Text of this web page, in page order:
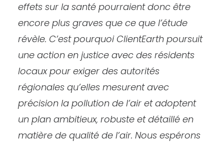
effets sur la santé pourraient donc être
encore plus graves que ce que l’étude
révèle. C’est pourquoi ClientEarth poursuit
une action en justice avec des résidents
locaux pour exiger des autorités
régionales qu’elles mesurent avec
précision la pollution de l’air et adoptent
un plan ambitieux, robuste et détaillé en
matière de qualité de l’air. Nous espérons